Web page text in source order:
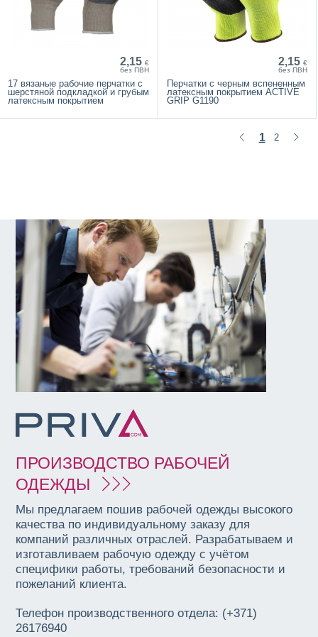
2,15 €
без ПВН
17 вязаные рабочие перчатки с
шерстяной подкладкой и грубым
латексным покрытием
2,15 €
без ПВН
Перчатки с черным вспененным
латексным покрытием ACTIVE
GRIP G1190
1 2
ПРОИЗВОДСТВО РАБОЧЕЙ
ОДЕЖДЫ
Мы предлагаем пошив рабочей одежды высокого
качества по индивидуальному заказу для
компаний различных отраслей. Разрабатываем и
изготавливаем рабочую одежду с учётом
специфики работы, требований безопасности и
пожеланий клиента.
Телефон производственного отдела: (+371)
26176940